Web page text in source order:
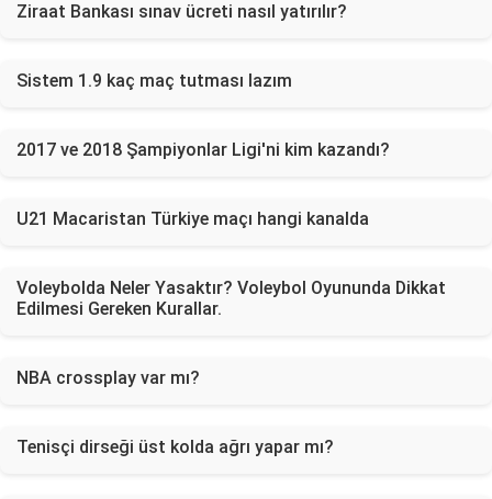
Ziraat Bankası sınav ücreti nasıl yatırılır?
Sistem 1.9 kaç maç tutması lazım
2017 ve 2018 Şampiyonlar Ligi'ni kim kazandı?
U21 Macaristan Türkiye maçı hangi kanalda
Voleybolda Neler Yasaktır? Voleybol Oyununda Dikkat
Edilmesi Gereken Kurallar.
NBA crossplay var mı?
Tenisçi dirseği üst kolda ağrı yapar mı?